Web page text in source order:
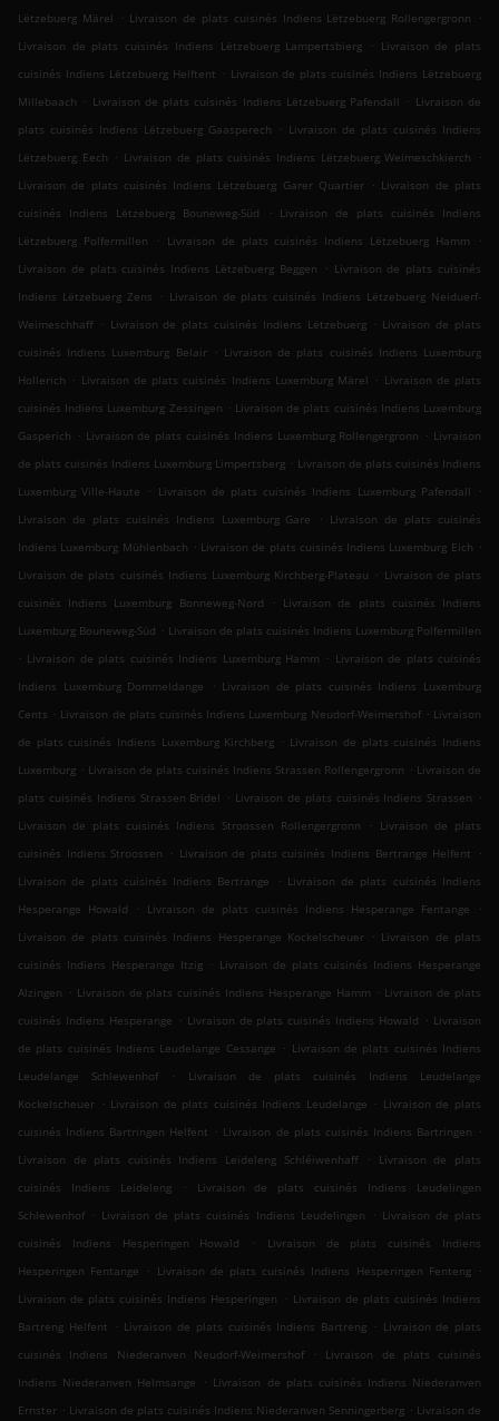
Lëtzebuerg Märel
. Livraison de plats cuisinés Indiens Lëtzebuerg Rollengergronn
.
Livraison de plats cuisinés Indiens Lëtzebuerg Lampertsbierg
. Livraison de plats
cuisinés Indiens Lëtzebuerg Helftent . Livraison de plats cuisinés Indiens Lëtzebuerg
Millebaach . Livraison de plats cuisinés Indiens Lëtzebuerg Pafendall . Livraison de
plats cuisinés Indiens Lëtzebuerg Gaasperech
. Livraison de plats cuisinés Indiens
Lëtzebuerg Eech . Livraison de plats cuisinés Indiens Lëtzebuerg Weimeschkierch
.
Livraison de plats cuisinés Indiens Lëtzebuerg Garer Quartier . Livraison de plats
cuisinés Indiens Lëtzebuerg Bouneweg-Süd
. Livraison de plats cuisinés Indiens
Lëtzebuerg Polfermillen
. Livraison de plats cuisinés Indiens Lëtzebuerg Hamm
.
Livraison de plats cuisinés Indiens Lëtzebuerg Beggen
. Livraison de plats cuisinés
Indiens Lëtzebuerg Zens
. Livraison de plats cuisinés Indiens Lëtzebuerg Neiduerf-
Weimeschhaff . Livraison de plats cuisinés Indiens Lëtzebuerg . Livraison de plats
cuisinés Indiens Luxemburg Belair . Livraison de plats cuisinés Indiens Luxemburg
Hollerich . Livraison de plats cuisinés Indiens Luxemburg Märel . Livraison de plats
cuisinés Indiens Luxemburg Zessingen . Livraison de plats cuisinés Indiens Luxemburg
Gasperich . Livraison de plats cuisinés Indiens Luxemburg Rollengergronn . Livraison
de plats cuisinés Indiens Luxemburg Limpertsberg . Livraison de plats cuisinés Indiens
Luxemburg Ville-Haute
. Livraison de plats cuisinés Indiens Luxemburg Pafendall
.
Livraison de plats cuisinés Indiens Luxemburg Gare
. Livraison de plats cuisinés
Indiens Luxemburg Mühlenbach . Livraison de plats cuisinés Indiens Luxemburg Eich .
Livraison de plats cuisinés Indiens Luxemburg Kirchberg-Plateau . Livraison de plats
cuisinés Indiens Luxemburg Bonneweg-Nord
. Livraison de plats cuisinés Indiens
Luxemburg Bouneweg-Süd . Livraison de plats cuisinés Indiens Luxemburg Polfermillen
. Livraison de plats cuisinés Indiens Luxemburg Hamm . Livraison de plats cuisinés
Indiens Luxemburg Dommeldange
. Livraison de plats cuisinés Indiens Luxemburg
Cents . Livraison de plats cuisinés Indiens Luxemburg Neudorf-Weimershof . Livraison
de plats cuisinés Indiens Luxemburg Kirchberg . Livraison de plats cuisinés Indiens
Luxemburg . Livraison de plats cuisinés Indiens Strassen Rollengergronn . Livraison de
plats cuisinés Indiens Strassen Bridel . Livraison de plats cuisinés Indiens Strassen .
Livraison de plats cuisinés Indiens Stroossen Rollengergronn
. Livraison de plats
cuisinés Indiens Stroossen
. Livraison de plats cuisinés Indiens Bertrange Helfent
.
Livraison de plats cuisinés Indiens Bertrange
. Livraison de plats cuisinés Indiens
Hesperange Howald
. Livraison de plats cuisinés Indiens Hesperange Fentange
.
Livraison de plats cuisinés Indiens Hesperange Kockelscheuer . Livraison de plats
cuisinés Indiens Hesperange Itzig . Livraison de plats cuisinés Indiens Hesperange
Alzingen . Livraison de plats cuisinés Indiens Hesperange Hamm . Livraison de plats
cuisinés Indiens Hesperange . Livraison de plats cuisinés Indiens Howald . Livraison
de plats cuisinés Indiens Leudelange Cessange . Livraison de plats cuisinés Indiens
Leudelange Schlewenhof
.
Livraison de plats cuisinés Indiens Leudelange
Kockelscheuer . Livraison de plats cuisinés Indiens Leudelange . Livraison de plats
cuisinés Indiens Bartringen Helfent . Livraison de plats cuisinés Indiens Bartringen .
Livraison de plats cuisinés Indiens Leideleng Schléiwenhaff
.
Livraison de plats
cuisinés Indiens Leideleng
.
Livraison de plats cuisinés Indiens Leudelingen
Schlewenhof . Livraison de plats cuisinés Indiens Leudelingen . Livraison de plats
cuisinés Indiens Hesperingen Howald
.
Livraison de plats cuisinés Indiens
Hesperingen Fentange
. Livraison de plats cuisinés Indiens Hesperingen Fenteng .
Livraison de plats cuisinés Indiens Hesperingen
. Livraison de plats cuisinés Indiens
Bartreng Helfent
. Livraison de plats cuisinés Indiens Bartreng . Livraison de plats
cuisinés Indiens Niederanven Neudorf-Weimershof
.
Livraison de plats cuisinés
Indiens Niederanven Helmsange
. Livraison de plats cuisinés Indiens Niederanven
Ernster . Livraison de plats cuisinés Indiens Niederanven Senningerberg . Livraison de